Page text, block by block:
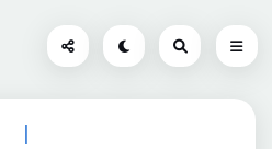
|